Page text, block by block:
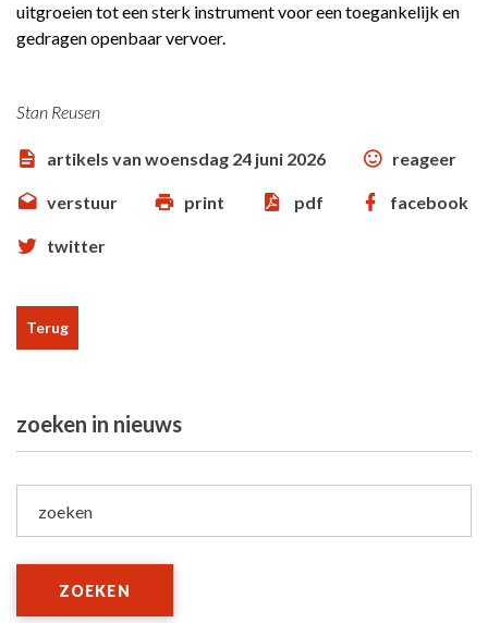
uitgroeien tot een sterk instrument voor een toegankelijk en
gedragen openbaar vervoer.
Stan Reusen
artikels van woensdag 24 juni 2026 reageer
verstuur print pdf facebook
twitter
Terug
zoeken in nieuws
zoeken
ZOEKEN